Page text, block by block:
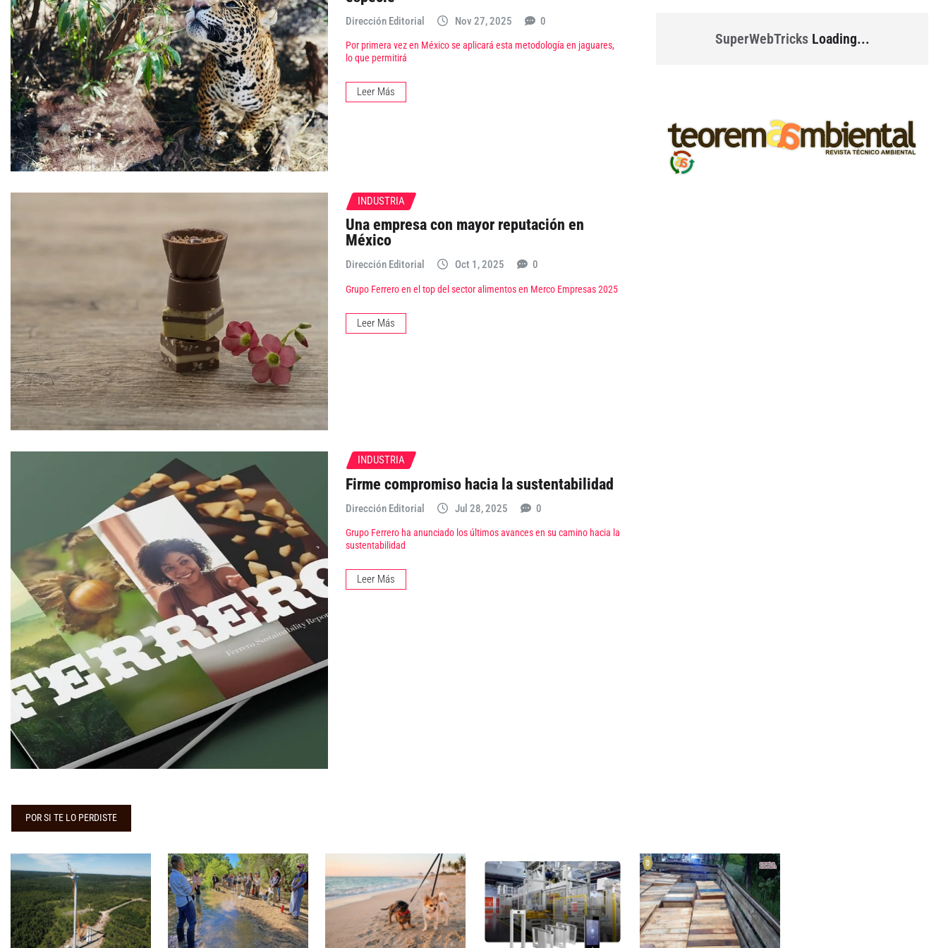
Dirección Editorial Nov 27, 2025 0
Por primera vez en México se aplicará esta metodología en jaguares,
lo que permitirá
Leer Más
INDUSTRIA
Una empresa con mayor reputación en
México
Dirección Editorial Oct 1, 2025 0
Grupo Ferrero en el top del sector alimentos en Merco Empresas 2025
Leer Más
INDUSTRIA
Firme compromiso hacia la sustentabilidad
Dirección Editorial Jul 28, 2025 0
Grupo Ferrero ha anunciado los últimos avances en su camino hacia la
sustentabilidad
Leer Más
SuperWebTricksLoading...
POR SI TE LO PERDISTE